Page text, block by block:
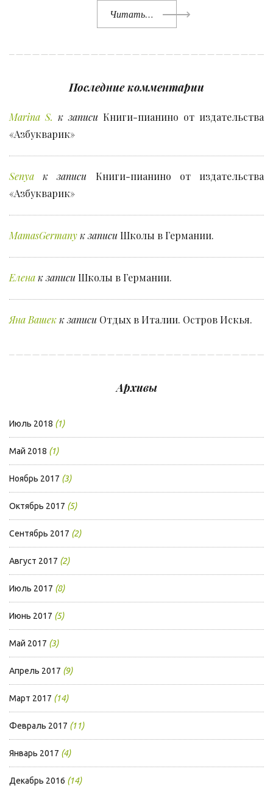
Читать…
Последние комментарии
Marina S. к записи Книги-пианино от издательства
«Азбукварик»
Senya к записи Книги-пианино от издательства
«Азбукварик»
MamasGermanyк записиШколы в Германии.
Еленак записиШколы в Германии.
Яна Вашекк записи Отдых в Италии. Остров Искья.
Архивы
Июль 2018 (1)
Май 2018 (1)
Ноябрь 2017 (3)
Октябрь 2017 (5)
Сентябрь 2017 (2)
Август 2017 (2)
Июль 2017 (8)
Июнь 2017 (5)
Май 2017 (3)
Апрель 2017 (9)
Март 2017 (14)
Февраль 2017 (11)
Январь 2017 (4)
Декабрь 2016 (14)